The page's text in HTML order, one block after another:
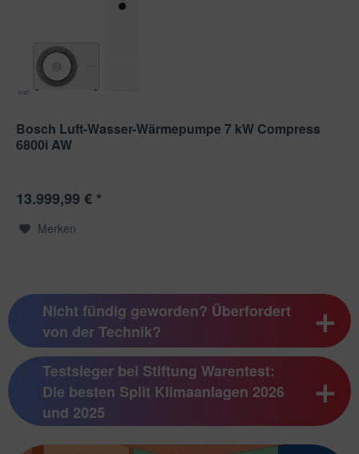
Bosch Luft-Wasser-Wärmepumpe 7 kW Compress
6800i AW
13.999,99 € *
Merken
Nicht fündig geworden? Überfordert
von der Technik?
Testsieger bei Stiftung Warentest:
Die besten Split Klimaanlagen 2026
und 2025